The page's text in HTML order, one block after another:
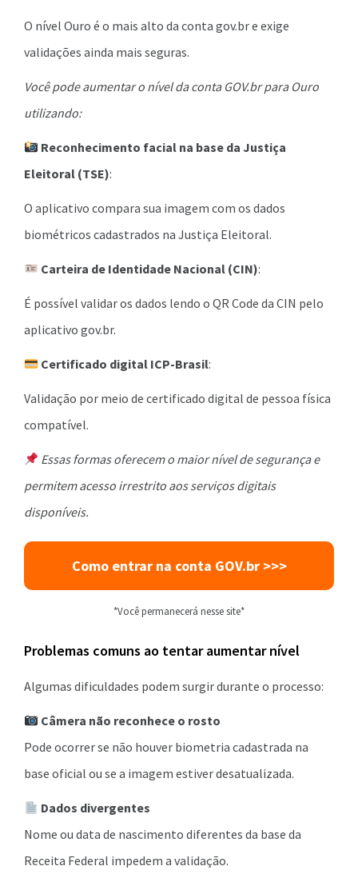
O nível Ouro é o mais alto da conta gov.br e exige
validações ainda mais seguras.
Você pode aumentar o nível da conta GOV.br para Ouro
utilizando:
Reconhecimento facial na base da Justiça
Eleitoral (TSE):
O aplicativo compara sua imagem com os dados
biométricos cadastrados na Justiça Eleitoral.
Carteira de Identidade Nacional (CIN):
É possível validar os dados lendo o QR Code da CIN pelo
aplicativo gov.br.
Certificado digital ICP-Brasil:
Validação por meio de certificado digital de pessoa física
compatível.
Essas formas oferecem o maior nível de segurança e
permitem acesso irrestrito aos serviços digitais
disponíveis.
Como entrar na conta GOV.br >>>
*Você permanecerá nesse site*
Problemas comuns ao tentar aumentar nível
Algumas dificuldades podem surgir durante o processo:
Câmera não reconhece o rosto
Pode ocorrer se não houver biometria cadastrada na
base oficial ou se a imagem estiver desatualizada.
Dados divergentes
Nome ou data de nascimento diferentes da base da
Receita Federal impedem a validação.